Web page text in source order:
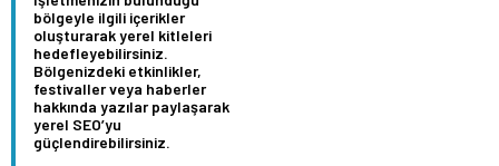
bölgeyle ilgili içerikler
oluşturarak yerel kitleleri
hedefleyebilirsiniz.
Bölgenizdeki etkinlikler,
festivaller veya haberler
hakkında yazılar paylaşarak
yerel SEO’yu
güçlendirebilirsiniz.